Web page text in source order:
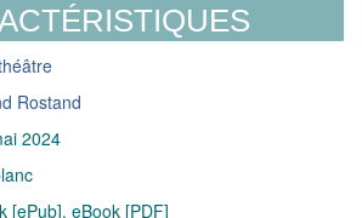
Rostand
2024
[ePub], eBook [PDF]